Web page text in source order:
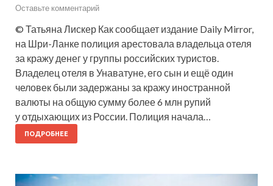
Оставьте комментарий
© Татьяна Лискер Как сообщает издание Daily Mirror,
на Шри-Ланке полиция арестовала владельца отеля
за кражу денег у группы российских туристов.
Владелец отеля в Унаватуне, его сын и ещё один
человек были задержаны за кражу иностранной
валюты на общую сумму более 6 млн рупий
у отдыхающих из России. Полиция начала…
ПОДРОБНЕЕ